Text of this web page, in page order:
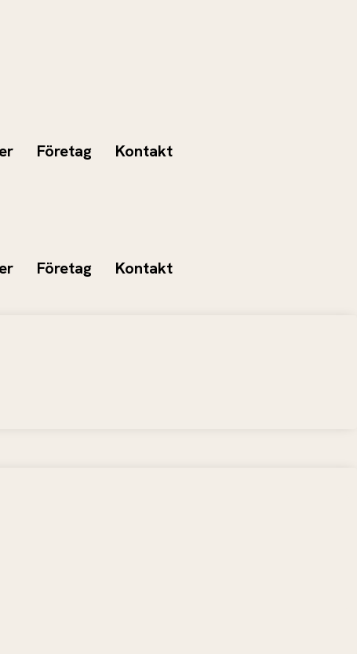
Företag Kontakt
Företag Kontakt